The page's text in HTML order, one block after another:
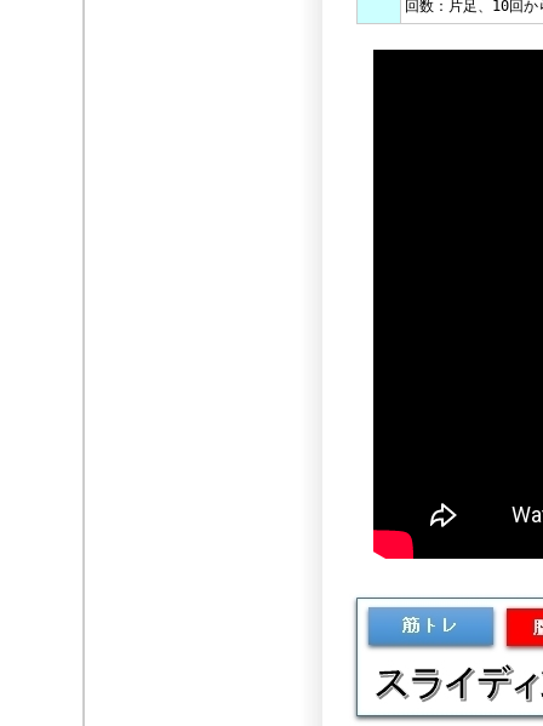
回数：片足、10回